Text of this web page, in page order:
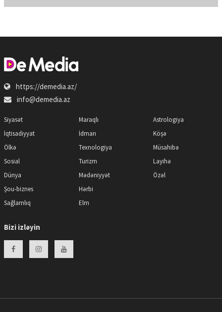
https://demedia.az/
info@demedia.az
Siyasət
İqtisadiyyat
Ölkə
Sosial
Dünya
Şou-biznes
Sağlamlıq
Maraqlı
İdman
Texnologiya
Turizm
Mədəniyyət
Hərbi
Elm
Astrologiya
Köşə
Müsahibə
Layihə
Özəl
Bizi izləyin